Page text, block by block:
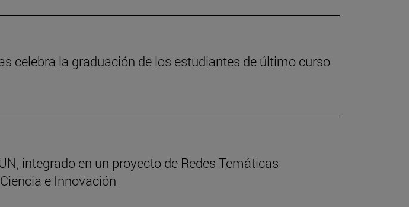
celebra la graduación de los estudiantes de último curso
integrado en un proyecto de Redes Temáticas
e Innovación